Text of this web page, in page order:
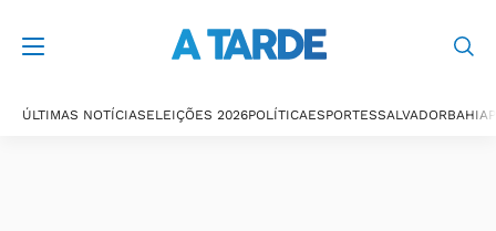
ÚLTIMAS NOTÍCIASELEIÇÕES 2026POLÍTICAESPORTESSALVADORBAHIA